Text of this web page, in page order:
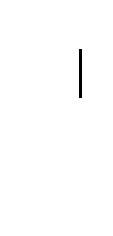
EP9：“日本人懂个